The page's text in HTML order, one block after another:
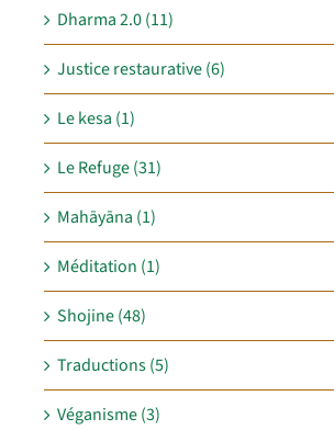
Dharma 2.0 (11)
Justice restaurative (6)
Le kesa (1)
Le Refuge (31)
Mahāyāna (1)
Méditation (1)
Shojine (48)
Traductions (5)
Véganisme (3)